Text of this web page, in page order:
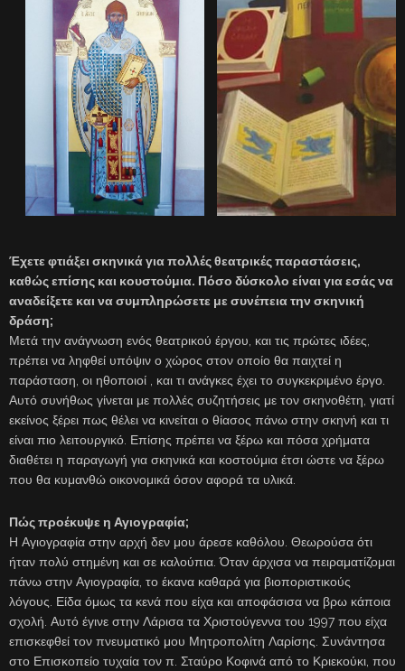
Έχετε φτιάξει σκηνικά για πολλές θεατρικές παραστάσεις,
καθώς επίσης και κουστούμια. Πόσο δύσκολο είναι για εσάς να
αναδείξετε και να συμπληρώσετε με συνέπεια την σκηνική
δράση;
Μετά την ανάγνωση ενός θεατρικού έργου, και τις πρώτες ιδέες,
πρέπει να ληφθεί υπόψιν ο χώρος στον οποίο θα παιχτεί η
παράσταση, οι ηθοποιοί , και τι ανάγκες έχει το συγκεκριμένο έργο.
Αυτό συνήθως γίνεται με πολλές συζητήσεις με τον σκηνοθέτη, γιατί
εκείνος ξέρει πως θέλει να κινείται ο θίασος πάνω στην σκηνή και τι
είναι πιο λειτουργικό. Επίσης πρέπει να ξέρω και πόσα χρήματα
διαθέτει η παραγωγή για σκηνικά και κοστούμια έτσι ώστε να ξέρω
που θα κυμανθώ οικονομικά όσον αφορά τα υλικά.
Πώς προέκυψε η Αγιογραφία;
Η Αγιογραφία στην αρχή δεν μου άρεσε καθόλου. Θεωρούσα ότι
ήταν πολύ στημένη και σε καλούπια. Όταν άρχισα να πειραματίζομαι
πάνω στην Αγιογραφία, το έκανα καθαρά για βιοποριστικούς
λόγους. Είδα όμως τα κενά που είχα και αποφάσισα να βρω κάποια
σχολή. Αυτό έγινε στην Λάρισα τα Χριστούγεννα του 1997 που είχα
επισκεφθεί τον πνευματικό μου Μητροπολίτη Λαρίσης. Συνάντησα
στο Επισκοπείο τυχαία τον π. Σταύρο Κοφινά από το Κριεκούκι, που